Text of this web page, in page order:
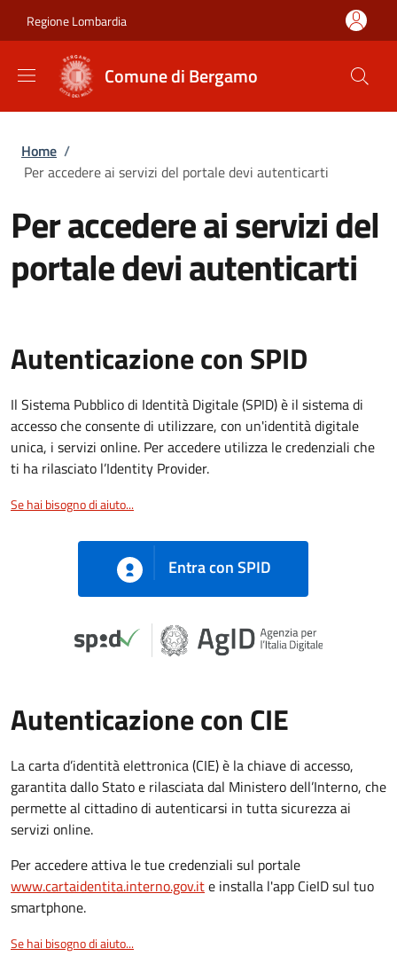
Regione Lombardia
Comune di Bergamo
Briciole di pane
Home /
Per accedere ai servizi del portale devi autenticarti
Per accedere ai servizi del
portale devi autenticarti
Autenticazione con SPID
Il Sistema Pubblico di Identità Digitale (SPID) è il sistema di
accesso che consente di utilizzare, con un'identità digitale
unica, i servizi online. Per accedere utilizza le credenziali che
ti ha rilasciato l’Identity Provider.
Se hai bisogno di aiuto...
Entra con SPID
Autenticazione con CIE
La carta d’identità elettronica (CIE) è la chiave di accesso,
garantita dallo Stato e rilasciata dal Ministero dell’Interno, che
permette al cittadino di autenticarsi in tutta sicurezza ai
servizi online.
Per accedere attiva le tue credenziali sul portale
www.cartaidentita.interno.gov.ite installa l'app CieID sul tuo
smartphone.
Se hai bisogno di aiuto...